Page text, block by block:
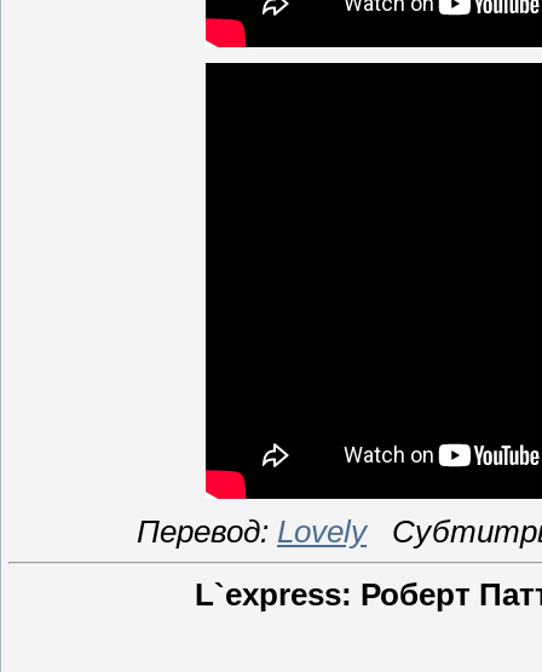
Перевод: Lovely
L`express: Роберт